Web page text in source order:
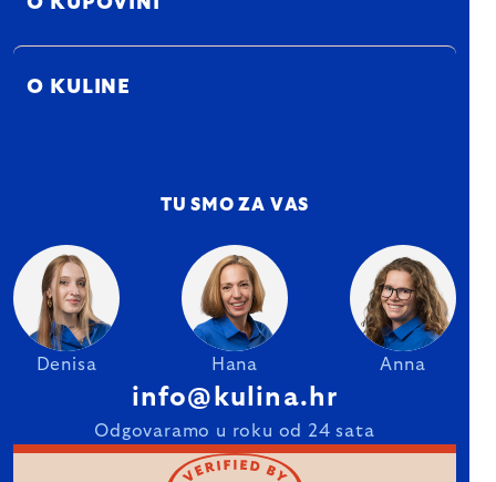
O KULINE
TU SMO ZA VAS
Denisa Hana Anna
info@kulina.hr
Odgovaramo u roku od 24 sata